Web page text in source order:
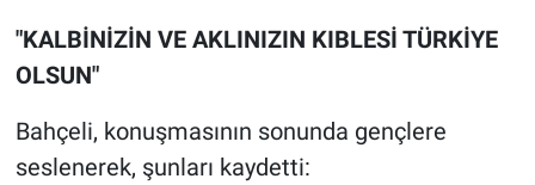
"KALBİNİZİN VE AKLINIZIN KIBLESİ TÜRKİYE
OLSUN"
Bahçeli, konuşmasının sonunda gençlere
seslenerek, şunları kaydetti: